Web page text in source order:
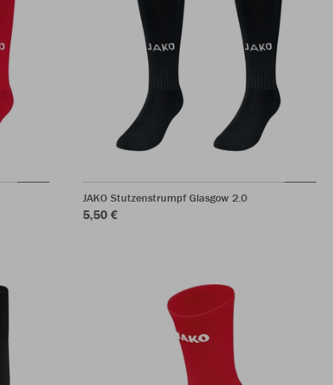
JAKO Stutzenstrumpf Glasgow 2.0
5,50 €